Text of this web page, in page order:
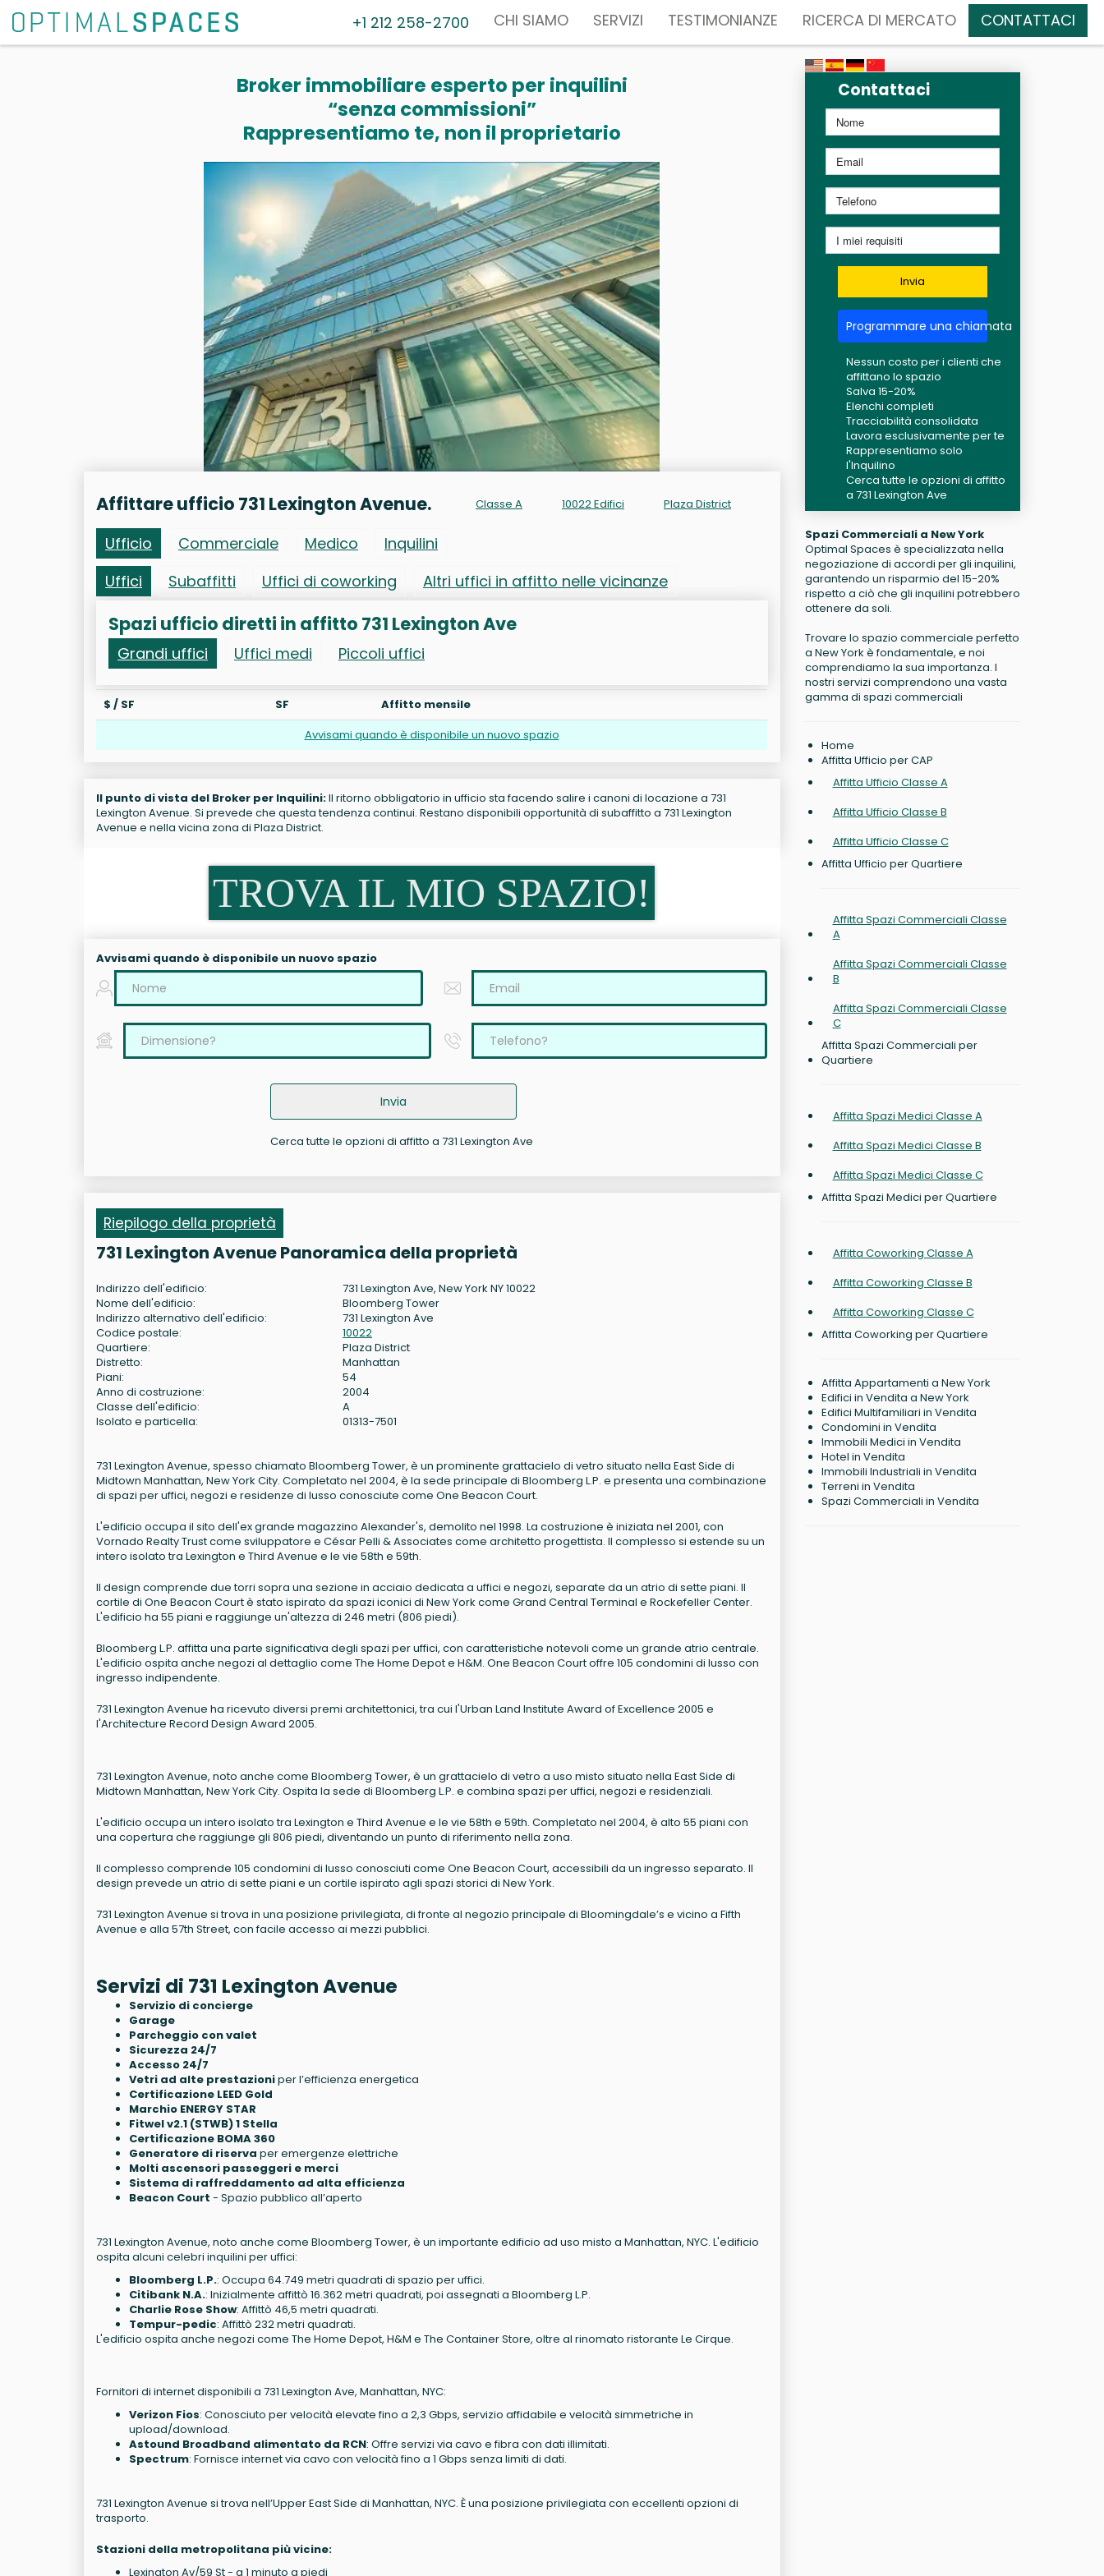
+1 212 258-2700 CHI SIAMO SERVIZI TESTIMONIANZE RICERCA DI MERCATO CONTATTACI
Broker immobiliare esperto per inquilini
“senza commissioni”
Rappresentiamo te, non il proprietario
Affittare ufficio 731 Lexington Avenue. Classe A 10022 Edifici Plaza District
Ufficio Commerciale Medico
Inquilini
Uffici
Subaffitti Uffici di coworking Altri uffici in affitto nelle vicinanze
Spazi ufficio diretti in affitto 731 Lexington Ave
Grandi uffici Uffici medi Piccoli uffici
$ / SF SF
Affitto mensile
Avvisami quando è disponibile un nuovo spazio
Il punto di vista del Broker per Inquilini:Il ritorno obbligatorio in ufficio sta facendo salire i canoni di locazione a 731
Lexington Avenue. Si prevede che questa tendenza continui. Restano disponibili opportunità di subaffitto a 731 Lexington
Avenue e nella vicina zona di Plaza District.
TROVA IL MIO SPAZIO!
Avvisami quando è disponibile un nuovo spazio
Invia
Cerca tutte le opzioni di affitto a 731 Lexington Ave
Riepilogo della proprietà
731 Lexington Avenue Panoramica della proprietà
Indirizzo dell'edificio:
731 Lexington Ave, New York NY 10022
Nome dell'edificio:
Bloomberg Tower
Indirizzo alternativo dell'edificio:
731 Lexington Ave
Codice postale:
10022
Quartiere:
Plaza District
Distretto:
Manhattan
Piani:
54
Anno di costruzione:
2004
Classe dell'edificio:
A
Isolato e particella:
01313-7501
731 Lexington Avenue, spesso chiamato Bloomberg Tower, è un prominente grattacielo di vetro situato nella East Side di
Midtown Manhattan, New York City. Completato nel 2004, è la sede principale di Bloomberg L.P. e presenta una combinazione
di spazi per uffici, negozi e residenze di lusso conosciute come One Beacon Court.
L'edificio occupa il sito dell'ex grande magazzino Alexander's, demolito nel 1998. La costruzione è iniziata nel 2001, con
Vornado Realty Trust come sviluppatore e César Pelli & Associates come architetto progettista. Il complesso si estende su un
intero isolato tra Lexington e Third Avenue e le vie 58th e 59th.
Il design comprende due torri sopra una sezione in acciaio dedicata a uffici e negozi, separate da un atrio di sette piani. Il
cortile di One Beacon Court è stato ispirato da spazi iconici di New York come Grand Central Terminal e Rockefeller Center.
L'edificio ha 55 piani e raggiunge un'altezza di 246 metri (806 piedi).
Bloomberg L.P. affitta una parte significativa degli spazi per uffici, con caratteristiche notevoli come un grande atrio centrale.
L'edificio ospita anche negozi al dettaglio come The Home Depot e H&M. One Beacon Court offre 105 condomini di lusso con
ingresso indipendente.
731 Lexington Avenue ha ricevuto diversi premi architettonici, tra cui l'Urban Land Institute Award of Excellence 2005 e
l'Architecture Record Design Award 2005.
731 Lexington Avenue, noto anche come Bloomberg Tower, è un grattacielo di vetro a uso misto situato nella East Side di
Midtown Manhattan, New York City. Ospita la sede di Bloomberg L.P. e combina spazi per uffici, negozi e residenziali.
L'edificio occupa un intero isolato tra Lexington e Third Avenue e le vie 58th e 59th. Completato nel 2004, è alto 55 piani con
una copertura che raggiunge gli 806 piedi, diventando un punto di riferimento nella zona.
Il complesso comprende 105 condomini di lusso conosciuti come One Beacon Court, accessibili da un ingresso separato. Il
design prevede un atrio di sette piani e un cortile ispirato agli spazi storici di New York.
731 Lexington Avenue si trova in una posizione privilegiata, di fronte al negozio principale di Bloomingdale’s e vicino a Fifth
Avenue e alla 57th Street, con facile accesso ai mezzi pubblici.
Servizi di 731 Lexington Avenue
Servizio di concierge
Garage
Parcheggio con valet
Sicurezza 24/7
Accesso 24/7
Vetri ad alte prestazioniper l’efficienza energetica
Certificazione LEED Gold
Marchio ENERGY STAR
Fitwel v2.1 (STWB) 1 Stella
Certificazione BOMA 360
Generatore di riserva per emergenze elettriche
Molti ascensori passeggeri e merci
Sistema di raffreddamento ad alta efficienza
Beacon Court - Spazio pubblico all’aperto
731 Lexington Avenue, noto anche come Bloomberg Tower, è un importante edificio ad uso misto a Manhattan, NYC. L'edificio
ospita alcuni celebri inquilini per uffici:
Bloomberg L.P.: Occupa 64.749 metri quadrati di spazio per uffici.
Citibank N.A.: Inizialmente affittò 16.362 metri quadrati, poi assegnati a Bloomberg L.P.
Charlie Rose Show: Affittò 46,5 metri quadrati.
Tempur-pedic: Affittò 232 metri quadrati.
L'edificio ospita anche negozi come The Home Depot, H&M e The Container Store, oltre al rinomato ristorante Le Cirque.
Fornitori di internet disponibili a 731 Lexington Ave, Manhattan, NYC:
Verizon Fios: Conosciuto per velocità elevate fino a 2,3 Gbps, servizio affidabile e velocità simmetriche in
upload/download.
Astound Broadband alimentato da RCN: Offre servizi via cavo e fibra con dati illimitati.
Spectrum: Fornisce internet via cavo con velocità fino a 1 Gbps senza limiti di dati.
731 Lexington Avenue si trova nell’Upper East Side di Manhattan, NYC. È una posizione privilegiata con eccellenti opzioni di
trasporto.
Stazioni della metropolitana più vicine:
Lexington Av/59 St - a 1 minuto a piedi
Contattaci
Invia
Programmare una chiamata
Nessun costo per i clienti che
affittano lo spazio
Salva 15-20%
Elenchi completi
Tracciabilità consolidata
Lavora esclusivamente per te
Rappresentiamo solo
l'Inquilino
Cerca tutte le opzioni di affitto
a 731 Lexington Ave
Spazi Commerciali a New York
Optimal Spaces è specializzata nella
negoziazione di accordi per gli inquilini,
garantendo un risparmio del 15-20%
rispetto a ciò che gli inquilini potrebbero
ottenere da soli.
Trovare lo spazio commerciale perfetto
a New York è fondamentale, e noi
comprendiamo la sua importanza. I
nostri servizi comprendono una vasta
gamma di spazi commerciali
Home
Affitta Ufficio per CAP
Affitta Ufficio Classe A
Affitta Ufficio Classe B
Affitta Ufficio Classe C
Affitta Ufficio per Quartiere
Affitta Spazi Commerciali Classe
A
Affitta Spazi Commerciali Classe
B
Affitta Spazi Commerciali Classe
C
Affitta Spazi Commerciali per
Quartiere
Affitta Spazi Medici Classe A
Affitta Spazi Medici Classe B
Affitta Spazi Medici Classe C
Affitta Spazi Medici per Quartiere
Affitta Coworking Classe A
Affitta Coworking Classe B
Affitta Coworking Classe C
Affitta Coworking per Quartiere
Affitta Appartamenti a New York
Edifici in Vendita a New York
Edifici Multifamiliari in Vendita
Condomini in Vendita
Immobili Medici in Vendita
Hotel in Vendita
Immobili Industriali in Vendita
Terreni in Vendita
Spazi Commerciali in Vendita